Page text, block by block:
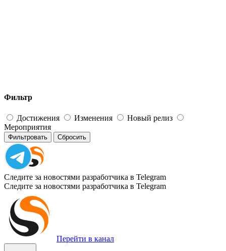
Фильтр
Достижения Изменения
Новый релиз
Мероприятия
Фильтровать Сбросить
Следите за новостями разработчика в Telegram
Следите за новостями разработчика в Telegram
Перейти в канал